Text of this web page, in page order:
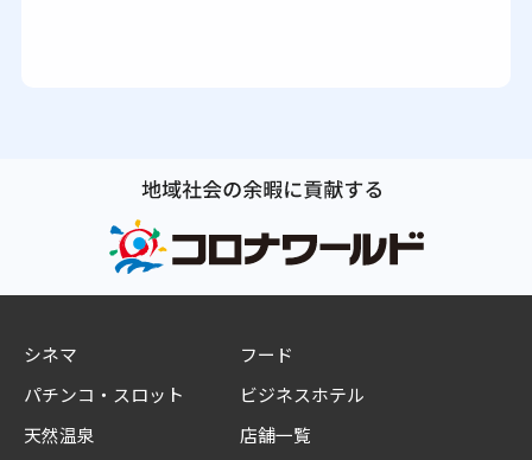
シネマ
パチンコ・スロット
天然温泉
フード
ビジネスホテル
店舗一覧